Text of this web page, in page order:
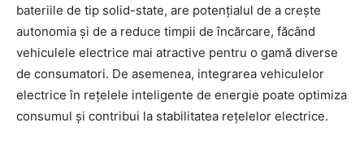
bateriile de tip solid-state, are potențialul de a crește
autonomia și de a reduce timpii de încărcare, făcând
vehiculele electrice mai atractive pentru o gamă diverse
de consumatori. De asemenea, integrarea vehiculelor
electrice în rețelele inteligente de energie poate optimiza
consumul și contribui la stabilitatea rețelelor electrice.